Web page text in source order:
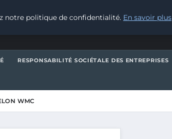
RESPONSABILITÉ SOCIÉTALE DES ENTREPRISES
WMC
notre politique de confidentialité. En savoir plus